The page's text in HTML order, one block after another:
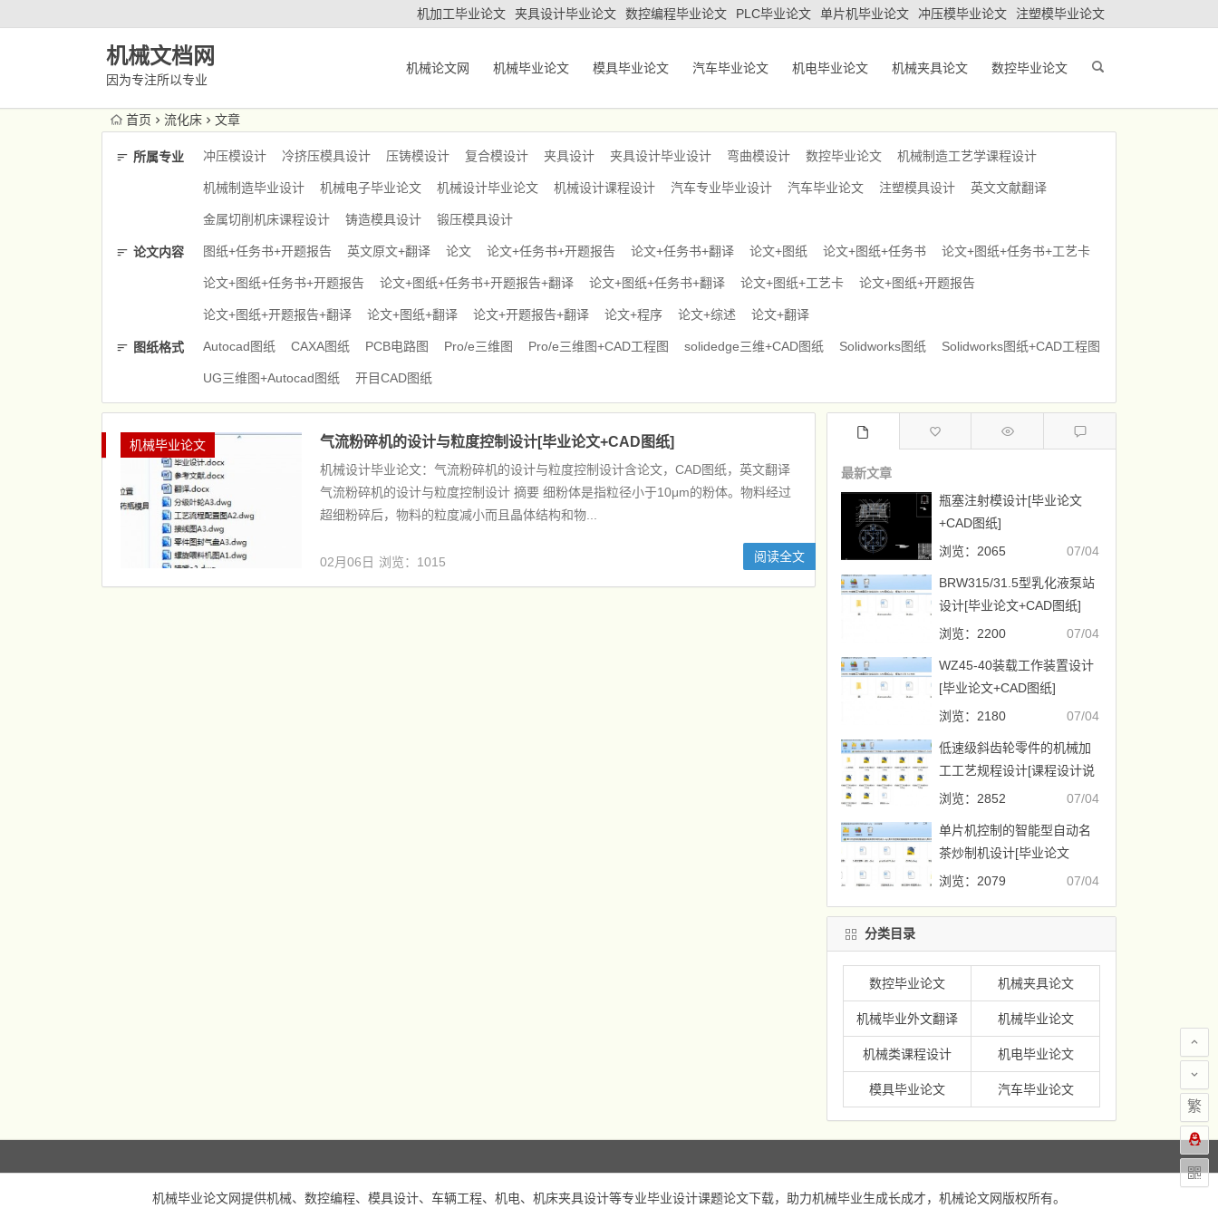
机加工毕业论文 夹具设计毕业论文 数控编程毕业论文 PLC毕业论文 单片机毕业论文 冲压模毕业论文 注塑模毕业论文
机械文档网
因为专注所以专业
机械论文网 机械毕业论文 模具毕业论文 汽车毕业论文 机电毕业论文 机械夹具论文 数控毕业论文
首页 流化床 文章
所属专业 冲压模设计 冷挤压模具设计 压铸模设计 复合模设计 夹具设计 夹具设计毕业设计 弯曲模设计 数控毕业论文 机械制造工艺学课程设计
机械制造毕业设计 机械电子毕业论文 机械设计毕业论文 机械设计课程设计 汽车专业毕业设计 汽车毕业论文 注塑模具设计 英文文献翻译
金属切削机床课程设计 铸造模具设计 锻压模具设计
论文内容 图纸+任务书+开题报告 英文原文+翻译 论文 论文+任务书+开题报告 论文+任务书+翻译 论文+图纸 论文+图纸+任务书 论文+图纸+任务书+工艺卡
论文+图纸+任务书+开题报告 论文+图纸+任务书+开题报告+翻译 论文+图纸+任务书+翻译 论文+图纸+工艺卡 论文+图纸+开题报告
论文+图纸+开题报告+翻译 论文+图纸+翻译 论文+开题报告+翻译 论文+程序 论文+综述 论文+翻译
图纸格式 Autocad图纸 CAXA图纸 PCB电路图 Pro/e三维图 Pro/e三维图+CAD工程图 solidedge三维+CAD图纸 Solidworks图纸 Solidworks图纸+CAD工程图
UG三维图+Autocad图纸 开目CAD图纸
机械毕业论文 气流粉碎机的设计与粒度控制设计[毕业论文+CAD图纸]
机械设计毕业论文：气流粉碎机的设计与粒度控制设计含论文，CAD图纸，英文翻译
气流粉碎机的设计与粒度控制设计 摘要 细粉体是指粒径小于10μm的粉体。物料经过
超细粉碎后，物料的粒度减小而且晶体结构和物...
02月06日 浏览：1015 阅读全文
最新文章
瓶塞注射模设计[毕业论文
+CAD图纸]
07/04
浏览：2065
BRW315/31.5型乳化液泵站
设计[毕业论文+CAD图纸]
07/04
浏览：2200
WZ45-40装载工作装置设计
[毕业论文+CAD图纸]
07/04
浏览：2180
低速级斜齿轮零件的机械加
工工艺规程设计[课程设计说
明书+CAD图纸]
07/04
浏览：2852
单片机控制的智能型自动名
茶炒制机设计[毕业论文
+CAD图纸]
07/04
浏览：2079
分类目录
数控毕业论文 机械夹具论文
机械毕业外文翻译 机械毕业论文
机械类课程设计 机电毕业论文
模具毕业论文 汽车毕业论文
机械毕业论文网提供机械、数控编程、模具设计、车辆工程、机电、机床夹具设计等专业毕业设计课题论文下载，助力机械毕业生成长成才， 机械论文网版权所有。
繁